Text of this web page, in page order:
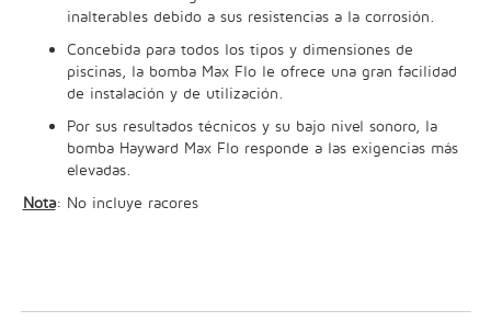
inalterables debido a sus resistencias a la corrosión.
Concebida para todos los tipos y dimensiones de
piscinas, la bomba Max Flo le ofrece una gran facilidad
de instalación y de utilización.
Por sus resultados técnicos y su bajo nivel sonoro, la
bomba Hayward Max Flo responde a las exigencias más
elevadas.
Nota: No incluye racores